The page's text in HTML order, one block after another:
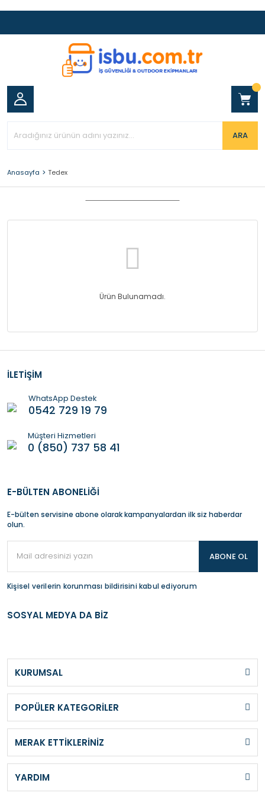
ARA
Anasayfa Tedex
Ürün Bulunamadı.
İLETİŞİM
WhatsApp Destek
0542 729 19 79
Müşteri Hizmetleri
0 (850) 737 58 41
E-BÜLTEN ABONELİĞİ
E-bülten servisine abone olarak kampanyalardan ilk siz haberdar
olun.
ABONE OL
Kişisel verilerin korunması bildirisini kabul ediyorum
SOSYAL MEDYA DA BİZ
KURUMSAL
POPÜLER KATEGORİLER
MERAK ETTİKLERİNİZ
YARDIM